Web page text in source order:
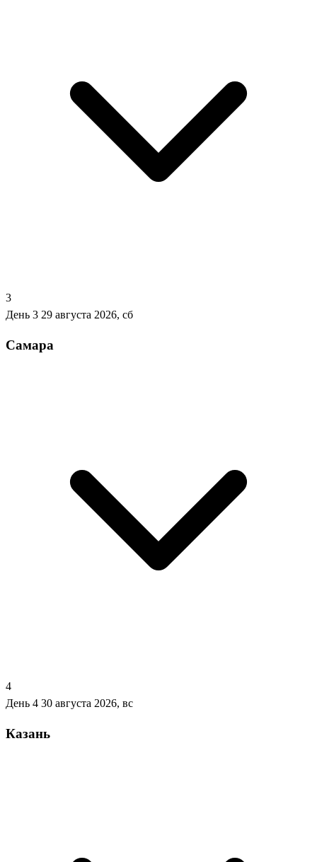
3
День 3 29 августа 2026, сб
Самара
4
День 4 30 августа 2026, вс
Казань